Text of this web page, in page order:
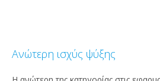
Ανώτερη ισχύς ψύξης